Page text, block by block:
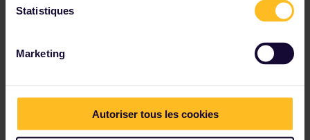
Statistiques
Marketing
Autoriser tous les cookies